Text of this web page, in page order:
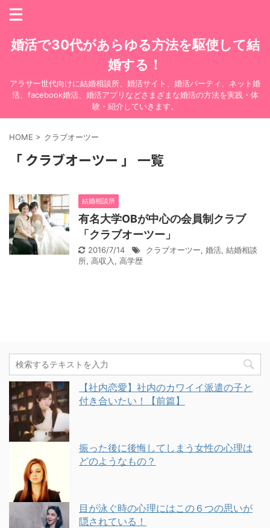
婚活で30代があらゆる方法を駆使して結
婚する！
アラサー世代向けに結婚相談所、婚活サイト、婚活パーティ、ネット婚
活、facebook婚活、婚活アプリなどさまざまな婚活の方法を実践・体
験・紹介していきます。
HOME > クラブオーツー
「 クラブオーツー 」 一覧
結婚相談所
有名大学OBが中心の会員制クラブ
「クラブオーツー」
2016/7/14 クラブオーツー, 婚活, 結婚相談
所, 高収入 , 高学歴
【社内恋愛】社内のカワイイ派遣の子と
付き合いたい！【前篇】
振った後に後悔してしまう女性の心理は
どのようなもの？
目が泳ぐ時の心理にはこの６つの思いが
隠されている！